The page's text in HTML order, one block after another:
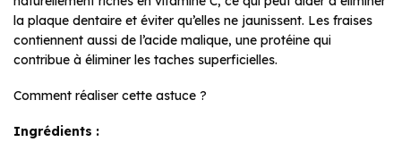
la plaque dentaire et éviter qu’elles ne jaunissent. Les fraises
contiennent aussi de l’acide malique, une protéine qui
contribue à éliminer les taches superficielles.
Comment réaliser cette astuce ?
Ingrédients :